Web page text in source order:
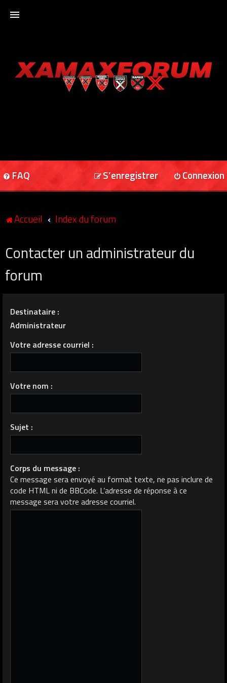
XAMAXFORUM
FAQ Connexion
S’enregistrer
Accueil Index du forum
Contacter un administrateur du
forum
Destinataire :
Administrateur
Votre adresse courriel :
Votre nom :
Sujet :
Corps du message :
Ce message sera envoyé au format texte, ne pas inclure de
code HTML ni de BBCode. L’adresse de réponse à ce
message sera votre adresse courriel.